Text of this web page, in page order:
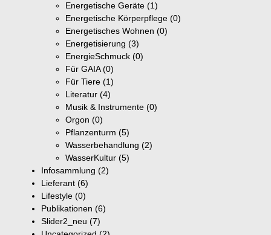
Energetische Geräte (1)
Energetische Körperpflege (0)
Energetisches Wohnen (0)
Energetisierung (3)
EnergieSchmuck (0)
Für GAIA(0)
Für Tiere (1)
Literatur (4)
Musik & Instrumente (0)
Orgon (0)
Pflanzenturm (5)
Wasserbehandlung (2)
WasserKultur (5)
Infosammlung (2)
Lieferant (6)
Lifestyle (0)
Publikationen (6)
Slider2_neu (7)